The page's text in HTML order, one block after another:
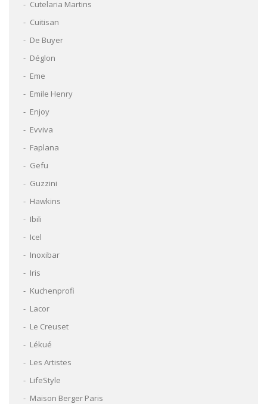
Cutelaria Martins
Cuitisan
De Buyer
Déglon
Eme
Emile Henry
Enjoy
Evviva
Faplana
Gefu
Guzzini
Hawkins
Ibili
Icel
Inoxibar
Iris
Kuchenprofi
Lacor
Le Creuset
Lékué
Les Artistes
LifeStyle
Maison Berger Paris